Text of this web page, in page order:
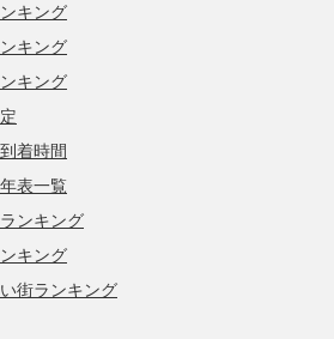
キング
キング
キング
着時間
表一覧
ンキング
キング
街ランキング